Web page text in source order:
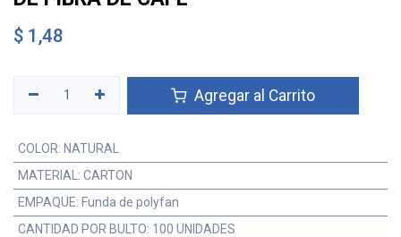
$ 1,48
Agregar al Carrito
COLOR: NATURAL
MATERIAL : CARTON
EMPAQUE: Funda de polyfan
CANTIDAD POR BULTO: 100 UNIDADES